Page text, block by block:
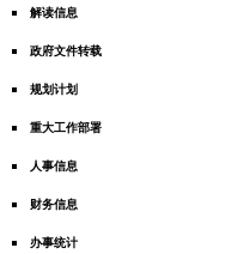
解读信息
政府文件转载
规划计划
重大工作部署
人事信息
财务信息
办事统计